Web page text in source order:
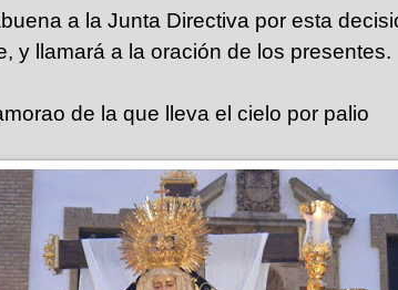
a la Junta Directiva por esta
y llamará a la oración de los presentes.
de la que lleva el cielo por palio